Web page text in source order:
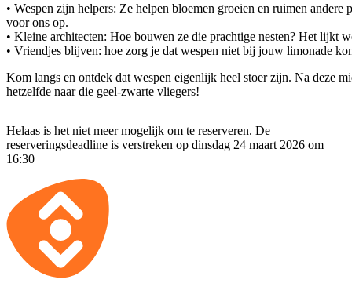
• Wespen zijn helpers: Ze helpen bloemen groeien en ruimen andere
voor ons op.
• Kleine architecten: Hoe bouwen ze die prachtige nesten? Het lijkt
• Vriendjes blijven: hoe zorg je dat wespen niet bij jouw limonade
Kom langs en ontdek dat wespen eigenlijk heel stoer zijn. Na deze
hetzelfde naar die geel-zwarte vliegers!
Helaas is het niet meer mogelijk om te reserveren. De
reserveringsdeadline is verstreken op dinsdag 24 maart 2026 om
16:30